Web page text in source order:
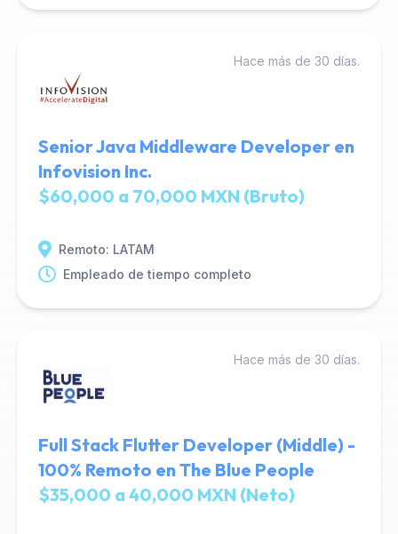
Hace más de 30 días.
Senior Java Middleware Developer en
Infovision Inc.
$60,000 a 70,000 MXN (Bruto)
Remoto: LATAM
Empleado de tiempo completo
Hace más de 30 días.
Full Stack Flutter Developer (Middle) -
100% Remoto en The Blue People
$35,000 a 40,000 MXN (Neto)